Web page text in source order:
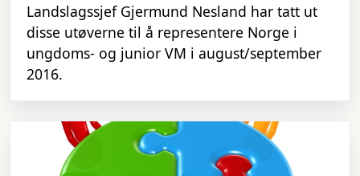
Landslagssjef Gjermund Nesland har tatt ut
disse utøverne til å representere Norge i
ungdoms- og junior VM i august/september
2016.